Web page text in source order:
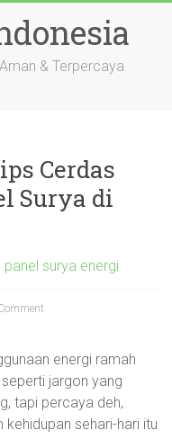
& Terpercaya
Cerdas
Surya di
panel surya energi
energi ramah
jargon yang
tapi percaya deh,
sehari-hari itu